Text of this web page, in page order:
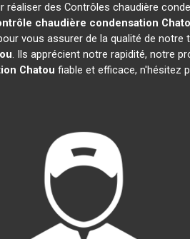
des Contrôles chaudière
chaudière condensation
vous assurer de la qualité de
. Ils apprécient notre rapidité, notre
Chatou fiable et efficace, n'hésitez